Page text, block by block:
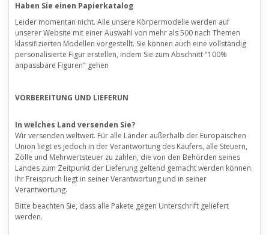
Haben Sie einen Papierkatalog
Leider momentan nicht. Alle unsere Körpermodelle werden auf
unserer Website mit einer Auswahl von mehr als 500 nach Themen
klassifizierten Modellen vorgestellt. Sie können auch eine vollständig
personalisierte Figur erstellen, indem Sie zum Abschnitt "100%
anpassbare Figuren" gehen
VORBEREITUNG UND LIEFERUN
In welches Land versenden Sie?
Wir versenden weltweit. Für alle Länder außerhalb der Europäischen
Union liegt es jedoch in der Verantwortung des Käufers, alle Steuern,
Zölle und Mehrwertsteuer zu zahlen, die von den Behörden seines
Landes zum Zeitpunkt der Lieferung geltend gemacht werden können.
Ihr Freispruch liegt in seiner Verantwortung und in seiner
Verantwortung.
Bitte beachten Sie, dass alle Pakete gegen Unterschrift geliefert
werden.